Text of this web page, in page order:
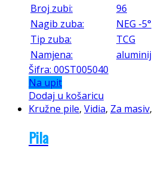
Broj zubi:
96
Nagib zuba:
NEG -5°
Tip zuba:
TCG
Namjena:
aluminij
Šifra: 00ST005040
Na upit
Dodaj u košaricu
Kružne pile, Vidia, Za masiv,
Pila